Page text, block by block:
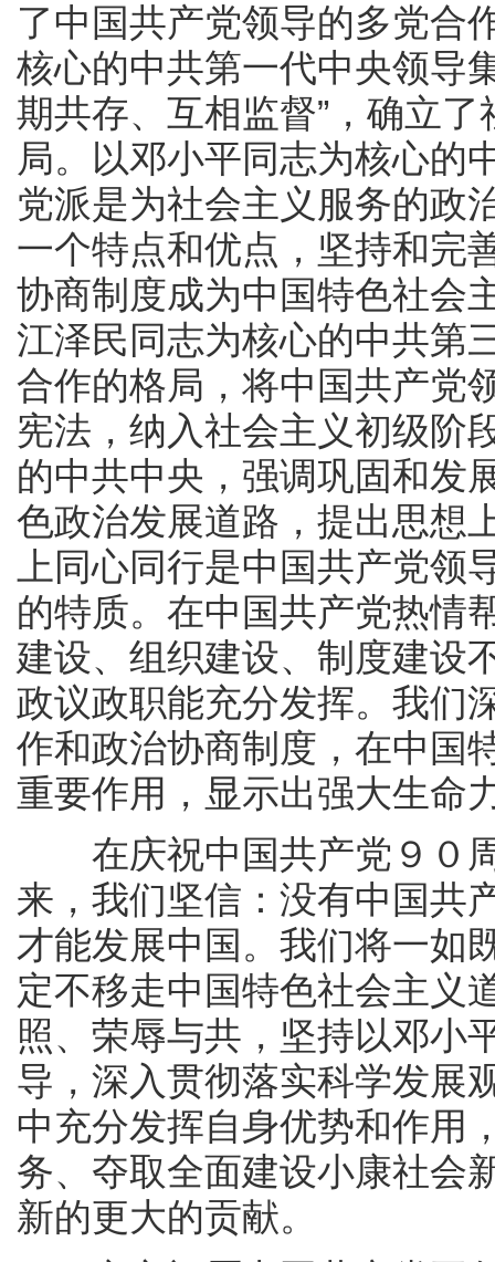
了中国共产党领导的多党合
核心的中共第一代中央领导
期共存、互相监督”，确立
局。以邓小平同志为核心的
党派是为社会主义服务的政
一个特点和优点，坚持和完
协商制度成为中国特色社会
江泽民同志为核心的中共第
合作的格局，将中国共产党
宪法，纳入社会主义初级阶
的中共中央，强调巩固和发
色政治发展道路，提出思想
上同心同行是中国共产党
的特质。在中国共产党热情
建设、组织建设、制度建设
政议政职能充分发挥。我们
作和政治协商制度，在中国
重要作用，显示出强大生命
在庆祝中国共产党９０周
来，我们坚信：没有中国共
才能发展中国。我们将一如
定不移走中国特色社会主义
照、荣辱与共，坚持以邓小
导，深入贯彻落实科学发展
中充分发挥自身优势和作用
务、夺取全面建设小康社会
新的更大的贡献。